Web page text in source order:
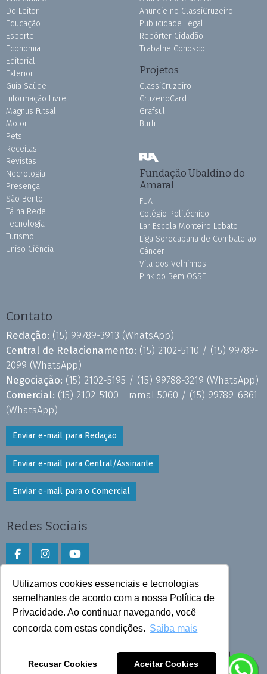
Utilizamos cookies essenciais e tecnologias
semelhantes de acordo com a nossa Política de
Privacidade. Ao continuar navegando, você
concorda com estas condições. Saiba mais
Recusar Cookies Aceitar Cookies
Do Leitor
Educação
Esporte
Economia
Editorial
Exterior
Guia Saúde
Informação Livre
Magnus Futsal
Motor
Pets
Receitas
Revistas
Necrologia
Presença
São Bento
Tá na Rede
Tecnologia
Turismo
Uniso Ciência
Anuncie no ClassiCruzeiro
Publicidade Legal
Repórter Cidadão
Trabalhe Conosco
Projetos
ClassiCruzeiro
CruzeiroCard
Grafsul
Burh
Fundação Ubaldino do
Amaral
FUA
Colégio Politécnico
Lar Escola Monteiro Lobato
Liga Sorocabana de Combate ao
Câncer
Vila dos Velhinhos
Pink do Bem OSSEL
Contato
Redação: (15) 99789-3913 (WhatsApp)
Central de Relacionamento: (15) 2102-5110 / (15) 99789-
2099 (WhatsApp)
Negociação: (15) 2102-5195 / (15) 99788-3219 (WhatsApp)
Comercial: (15) 2102-5100 - ramal 5060 / (15) 99789-6861
(WhatsApp)
Enviar e-mail para Redação
Enviar e-mail para Central/Assinante
Enviar e-mail para o Comercial
Redes Sociais
Faça download do aplicativo
Play Store e App Store
Todos os direitos reservados © 2026 Cruzeiro do Sul